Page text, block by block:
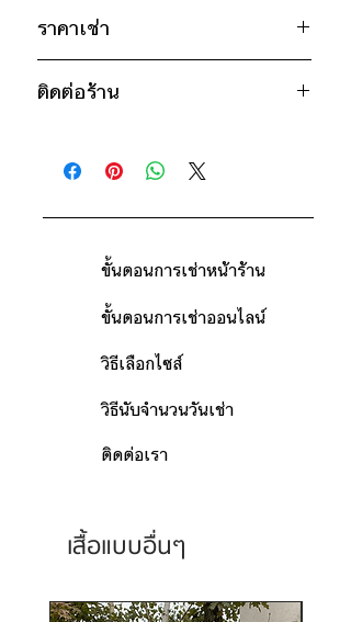
เอว 30" / สะโพก 37" / ยาว 16"
ดำ
ราคาเช่า
คืน)
ติดต่อร้านเพื่อสอบถามราคา
ติดต่อร้าน
ดูแผนที่ร้าน
ขั้นตอนการเช่าหน้าร้าน
ขั้นตอนการเช่าออนไลน์
วิธีเลือกไซส์
วิธีนับจำนวนวันเช่า
ติดต่อเรา
เสื้อแบบอื่นๆ